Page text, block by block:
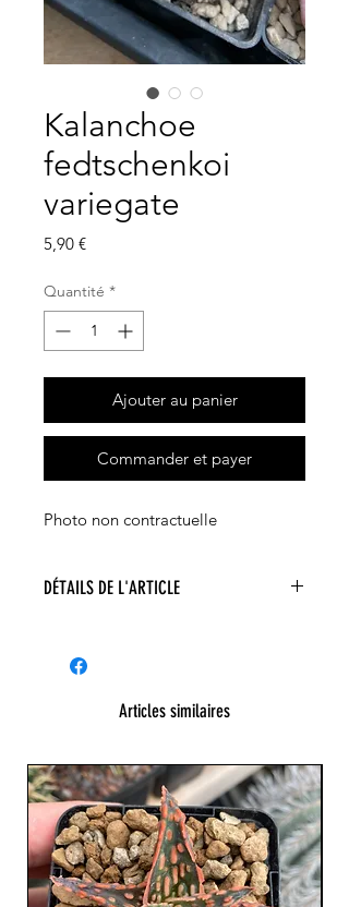
Kalanchoe
fedtschenkoi
variegate
5,90 €Prix
Quantité *
Ajouter au panier
Commander et payer
Photo non contractuelle
DÉTAILS DE L'ARTICLE
Articles similaires